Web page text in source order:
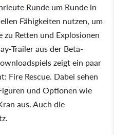
Runde um Runde in
Fähigkeiten nutzen, um
zu Retten und Explosionen
Trailer aus der Beta-
zeigt ein paar
Fire Rescue. Dabei sehen
und Optionen wie
aus. Auch die